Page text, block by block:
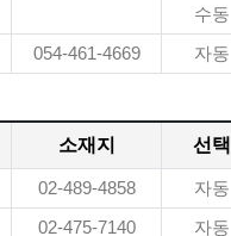
수동
054-461-4669 자동
소재지 선택
02-489-4858 자동
02-475-7140 자동